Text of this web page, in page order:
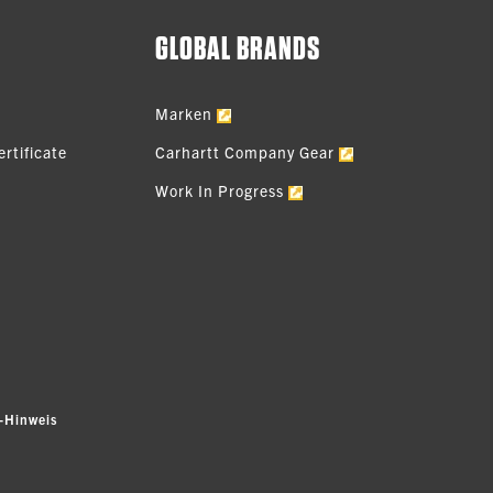
GLOBAL BRANDS
Marken
Carhartt Company Gear
Work In Progress
Hinweis